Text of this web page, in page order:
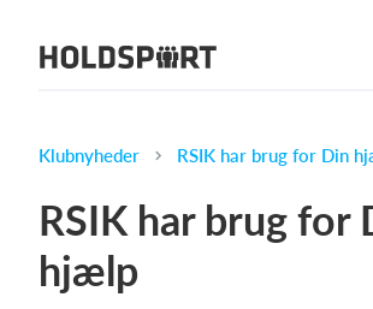
Om Holdsport
Presseomtale
Funktioner
Klubnyheder RSIK har brug for Din
RSIK har brug for
hjælp